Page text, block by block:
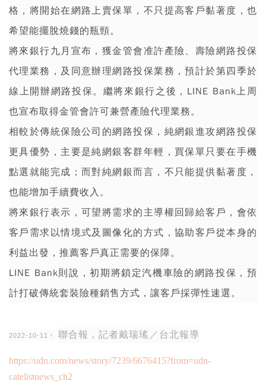
格，將開始在網路上賣保單，不只提高客戶黏著度，也
希望能擺脫燒錢的瓶頸。
將來銀行九月宣布，獲金管會准許產險、壽險網路投保
代理業務，及同意辦理網路投保業務，預計於第四季於
線上開辦網路投保。繼將來銀行之後，LINE Bank上周
也宣布取得金管會許可兼營產險代理業務。
相較於傳統保險公司的網路投保，純網銀進攻網路投保
更具優勢，主要是純網銀客群年輕，買保單只要在手機
點選就能完成；而對純網銀而言，不只能提供黏著度，
也能增加手續費收入。
將來銀行表示，可望將需求的主導權回歸給客戶，會依
客戶需求以情境式及圖像化的方式，協助客戶從本身的
利益出發，推薦客戶真正需要的保障。
LINE Bank則說，初期將鎖定汽機車險的網路投保，預
計打破傳統套裝險種銷售方式，讓客戶採彈性速選。
2022-10-11， 聯合報，記者戴瑞瑤 ／台北報導
https://udn.com/news/story/7239/6676415?from=udn-
catelistnews_ch2